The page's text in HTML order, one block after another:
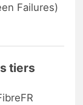
Failures)
tiers